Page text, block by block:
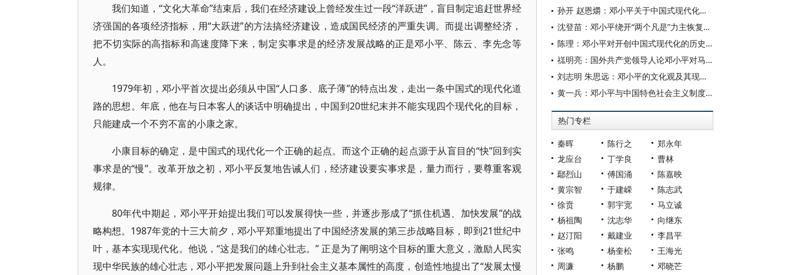
我们知道，“文化大革命”结束后，我们在经济建设上曾经发生过一段“洋跃进”，盲目制定追赶世界经
济强国的各项经济指标，用“大跃进”的方法搞经济建设，造成国民经济的严重失调。而提出调整经济，
把不切实际的高指标和高速度降下来，制定实事求是的经济发展战略的正是邓小平、陈云、李先念等
人。
1979年初，邓小平首次提出必须从中国“人口多、底子薄”的特点出发，走出一条中国式的现代化道
路的思想。年底，他在与日本客人的谈话中明确提出，中国到20世纪末并不能实现四个现代化的目标，
只能建成一个不穷不富的小康之家。
小康目标的确定，是中国式的现代化一个正确的起点。而这个正确的起点源于从盲目的“快”回到实
事求是的“慢”。改革开放之初，邓小平反复地告诫人们，经济建设要实事求是，量力而行，要尊重客观
规律。
80年代中期起，邓小平开始提出我们可以发展得快一些，并逐步形成了“抓住机遇、加快发展”的战
略构想。1987年党的十三大前夕，邓小平郑重地提出了中国经济发展的第三步战略目标，即到21世纪中
叶，基本实现现代化。他说，“这是我们的雄心壮志。” 正是为了阐明这个目标的重大意义，激励人民实
现中华民族的雄心壮志，邓小平把发展问题上升到社会主义基本属性的高度，创造性地提出了“发展太慢
孙开 赵恩爝：邓小平关于中国式现代化的价值取向、模式选择与文明诉求重要论述探析
沈登苗：邓小平绕开“两个凡是”力主恢复高考——兼论刘西尧在恢复高考中的重要作用
陈理：邓小平对开创中国式现代化的历史贡献
禚明亮：国外共产党领导人论邓小平对马克思主义中国化时代化的重大贡献
刘志明 朱思远：邓小平的文化观及其现实价值
黄一兵：邓小平与中国特色社会主义制度的创建和发展
热门专栏
秦晖 陈行之
郑永年
龙应台
丁学良
曹林
鄢烈山
傅国涌
陈嘉映
黄宗智
于建嵘
陈志武
徐贲
郭宇宽
马立诚
杨祖陶
沈志华
向继东
赵汀阳
戴建业
李昌平
张鸣
杨奎松
王海光
周濂
杨鹏
邓晓芒